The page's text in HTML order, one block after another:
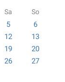
Sa So
5
6
12
13
19
20
26
27